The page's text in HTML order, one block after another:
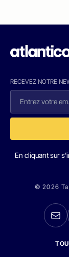
RECEVEZ NOTRE
En cliquant sur
© 2026